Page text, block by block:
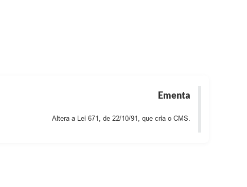
Ementa
Altera a Lei 671, de 22/10/91, que cria o CMS.